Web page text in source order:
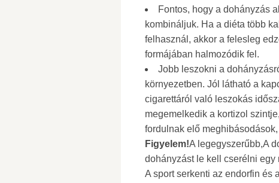
Fontos, hogy a dohányzás
kombináljuk. Ha a diéta több
felhasznál, akkor a felesleg
formájában halmozódik fel.
Jobb leszokni a
környezetben. Jól látható a
cigarettáról való leszokás
megemelkedik a kortizol
fordulnak elő
Figyelem!A legegyszerűbb,A
dohányzást le kell cserélni
A sport serkenti az endorfin és